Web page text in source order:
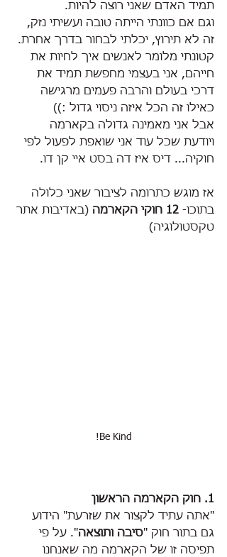
תמיד האדם שאני רוצה להיות.
וגם אם כוונתי הייתה טובה ועשיתי נזק,
זה לא תירוץ, יכלתי לבחור בדרך אחרת.
קטונתי מלומר לאנשים איך לחיות את
חייהם, אני בעצמי מחפשת תמיד את
דרכי בעולם והרבה פעמים מרגישה
כאילו זה הכל איזה ניסוי גדול :))
אבל אני מאמינה גדולה בקארמה
ויודעת שכל עוד אני שואפת לפעול לפי
חוקיה... דיס איז דה בסט איי קן דו.
אז מוגש כתרומה לציבור שאני כלולה
בתוכו- 12 חוקי הקארמה
(באדיבות אתר
טקסטולוגיה)
Be Kind!
1. חוק הקארמה הראשון
"אתה עתיד לקצור את שזרעת" הידוע
גם בתור חוק "סיבה ותוצאה". על פי
תפיסה זו של הקארמה מה שאנחנו